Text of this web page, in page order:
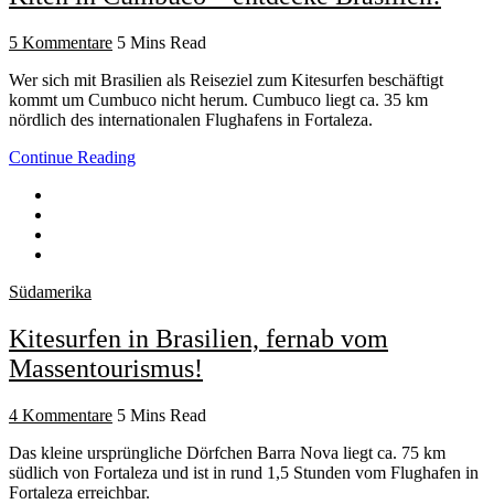
5 Kommentare 5 Mins Read
Wer sich mit Brasilien als Reiseziel zum Kitesurfen beschäftigt
kommt um Cumbuco nicht herum. Cumbuco liegt ca. 35 km
nördlich des internationalen Flughafens in Fortaleza.
Continue Reading
Südamerika
Kitesurfen in Brasilien, fernab vom
Massentourismus!
4 Kommentare 5 Mins Read
Das kleine ursprüngliche Dörfchen Barra Nova liegt ca. 75 km
südlich von Fortaleza und ist in rund 1,5 Stunden vom Flughafen in
Fortaleza erreichbar.